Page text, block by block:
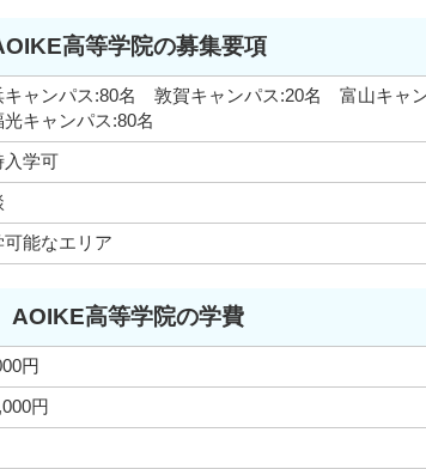
高等学院の募集要項
キャンパス:80名 敦賀キャンパス:20名 富山キャ
光キャンパス:80名
入学可
可能なエリア
AOIKE高等学院の学費
円
円